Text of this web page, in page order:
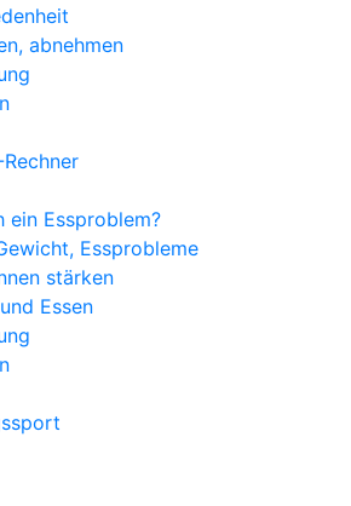
abnehmen
ein Essproblem?
Essprobleme
stärken
Essen